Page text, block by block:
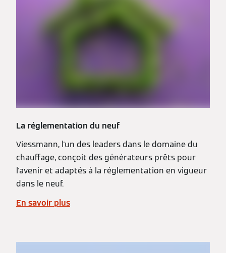
La réglementation du neuf
Viessmann, l'un des leaders dans le domaine du
chauffage, conçoit des générateurs prêts pour
l'avenir et adaptés à la réglementation en vigueur
dans le neuf.
En savoir plus